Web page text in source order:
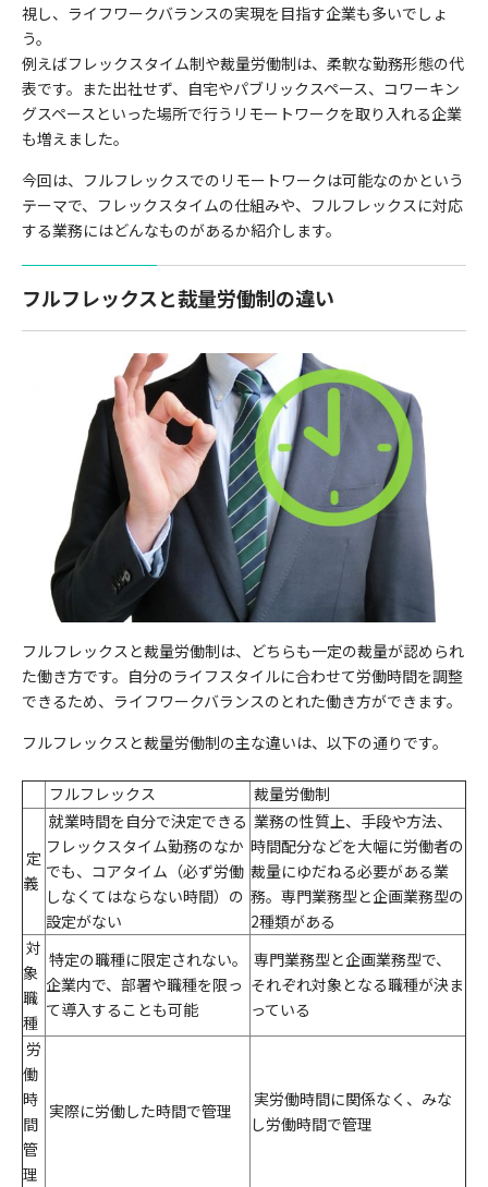
視し、ライフワークバランスの実現を目指す企業も多いでしょ
う。
例えばフレックスタイム制や裁量労働制は、柔軟な勤務形態の代
表です。また出社せず、自宅やパブリックスペース、コワーキン
グスペースといった場所で行うリモートワークを取り入れる企業
も増えました。
今回は、フルフレックスでのリモートワークは可能なのかという
テーマで、フレックスタイムの仕組みや、フルフレックスに対応
する業務にはどんなものがあるか紹介します。
フルフレックスと裁量労働制の違い
フルフレックスと裁量労働制は、どちらも一定の裁量が認められ
た働き方です。自分のライフスタイルに合わせて労働時間を調整
できるため、ライフワークバランスのとれた働き方ができます。
フルフレックスと裁量労働制の主な違いは、以下の通りです。
フルフレックス 裁量労働制
定
義
就業時間を自分で決定できる
フレックスタイム勤務のなか
でも、コアタイム（必ず労働
しなくてはならない時間）の
設定がない
業務の性質上、手段や方法、
時間配分などを大幅に労働者の
裁量にゆだねる必要がある業
務。専門業務型と企画業務型の
2種類がある
対
象
職
種
特定の職種に限定されない。
企業内で、部署や職種を限っ
て導入することも可能
専門業務型と企画業務型で、
それぞれ対象となる職種が決ま
っている
労
働
時
間
管
理
実際に労働した時間で管理
実労働時間に関係なく、みな
し労働時間で管理